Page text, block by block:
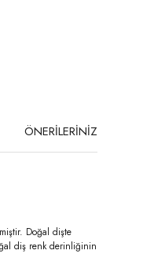
ÖNERİLERİNİZ
Doğal dişte
diş renk derinliğinin